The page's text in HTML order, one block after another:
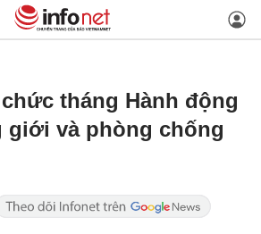
tháng Hành động
giới và phòng chống